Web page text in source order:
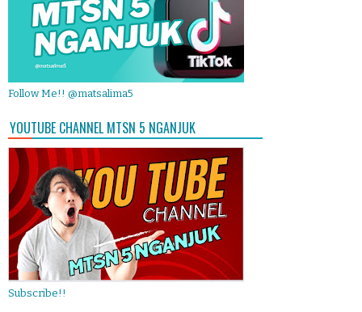
Follow Me!! @matsalima5
YOUTUBE CHANNEL MTSN 5 NGANJUK
Subscribe!!